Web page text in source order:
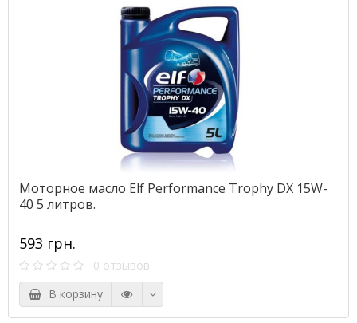
Моторное масло Elf Performance Trophy DX 15W-
40 5 литров.
593 грн.
0 отзывов
В корзину